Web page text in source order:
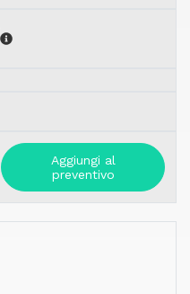
Aggiungi al
preventivo